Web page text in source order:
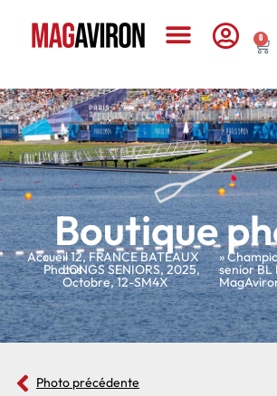
0
Boutique
Accueil
»
Photos
»12,FRANCE BATEAUX
LONGS SENIORS,2025,
Octobre,12-SM4X
»
senior
Photo précédente